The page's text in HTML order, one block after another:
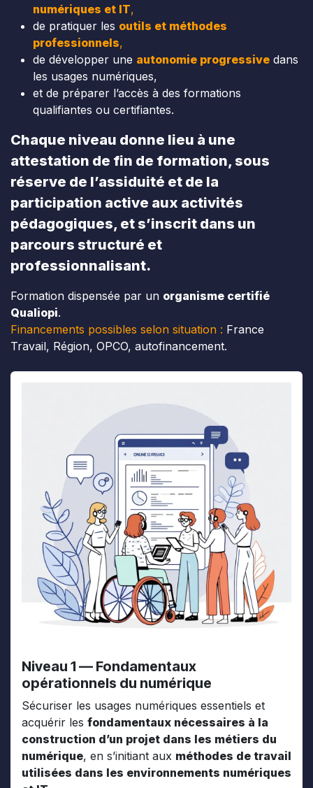
numériques et IT,
de pratiquer les outils et méthodes
professionnels,
de développer une autonomie progressive dans
les usages numériques,
et de préparer l’accès à des formations
qualifiantes ou certifiantes.
Chaque niveau donne lieu à une
attestation de fin de formation, sous
réserve de l’assiduité et de la
participation active aux activités
pédagogiques, et s’inscrit dans un
parcours structuré et
professionnalisant.
Formation dispensée par un organisme certifié
Qualiopi.
Financements possibles selon situation : France
Travail, Région, OPCO, autofinancement.
Niveau 1 — Fondamentaux
opérationnels du numérique
Sécuriser les usages numériques essentiels et
acquérir les fondamentaux nécessaires à la
construction d’un projet dans les métiers du
numérique, en s’initiant aux méthodes de travail
utilisées dans les environnements numériques